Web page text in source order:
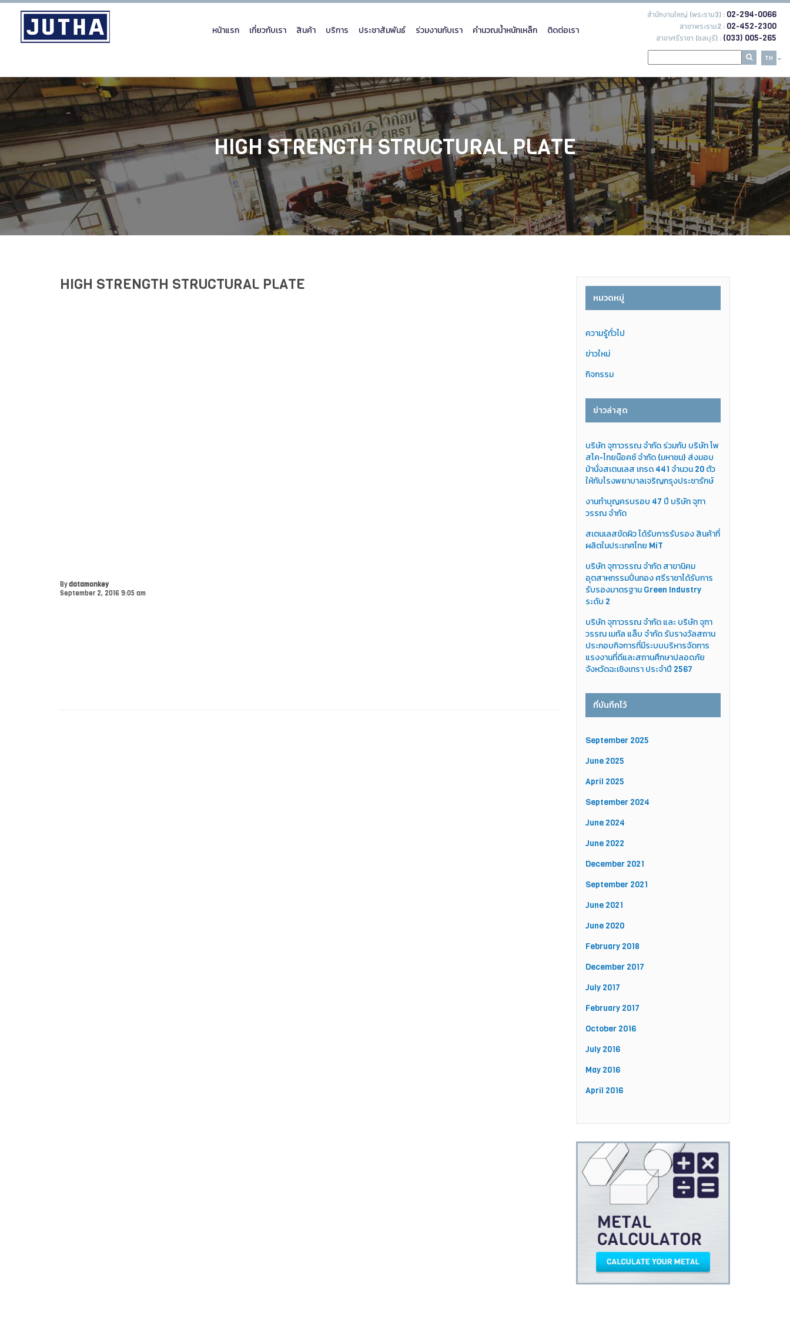
สำนักงานใหญ่ (พระราม3) : 02-294-0066
สาขาพระราม2 : 02-452-2300
สาขาศรีราชา (ชลบุรี) : (033) 005-265
TH
หน้าแรก เกี่ยวกับเรา สินค้า บริการ ประชาสัมพันธ์ ร่วมงานกับเรา คำนวณน้ำหนักเหล็ก ติดต่อเรา
HIGH STRENGTH STRUCTURAL PLATE
HIGH STRENGTH STRUCTURAL PLATE
Bydatamonkey
September 2, 2016 9:05 am
หมวดหมู่
ความรู้ทั่วไป
ข่าวใหม่
กิจกรรม
ข่าวล่าสุด
บริษัท จุฑาวรรณ จำกัด ร่วมกับ บริษัท โพ
สโค-ไทยน๊อคซ์ จำกัด (มหาชน) ส่งมอบ
ม้านั่งสเตนเลส เกรด 441 จำนวน 20 ตัว
ให้กับโรงพยาบาลเจริญกรุงประชารักษ์
งานทำบุญครบรอบ 47 ปี บริษัท จุฑา
วรรณ จำกัด
สเตนเลสขัดผิว ได้รับการรับรอง สินค้าที่
ผลิตในประเทศไทย MiT
บริษัท จุฑาวรรณ จำกัด สาขานิคม
อุตสาหกรรมปิ่นทอง ศรีราชาได้รับการ
รับรองมาตรฐาน Green Industry
ระดับ 2
บริษัท จุฑาวรรณ จำกัด และ บริษัท จุฑา
วรรณ เมทัล แล็บ จำกัด รับรางวัลสถาน
ประกอบกิจการที่มีระบบบริหารจัดการ
แรงงานที่ดีและสถานศึกษาปลอดภัย
จังหวัดฉะเชิงเทรา ประจำปี 2567
ที่บันทึกไว้
September 2025
June 2025
April 2025
September 2024
June 2024
June 2022
December 2021
September 2021
June 2021
June 2020
February 2018
December 2017
July 2017
February 2017
October 2016
July 2016
May 2016
April 2016